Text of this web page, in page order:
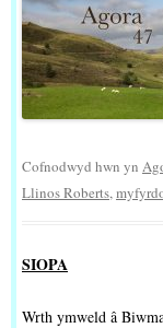
Cofnodwyd hwn yn
Llinos Roberts,
SIOPA
Wrth ymweld â